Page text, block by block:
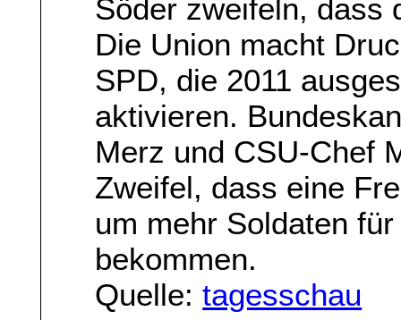
Söder zweifeln, dass
Die Union macht
SPD, die 2011
aktivieren.
Merz und CSU-Chef
Zweifel, dass eine
um mehr Soldaten
bekommen.
Quelle:tagesschau